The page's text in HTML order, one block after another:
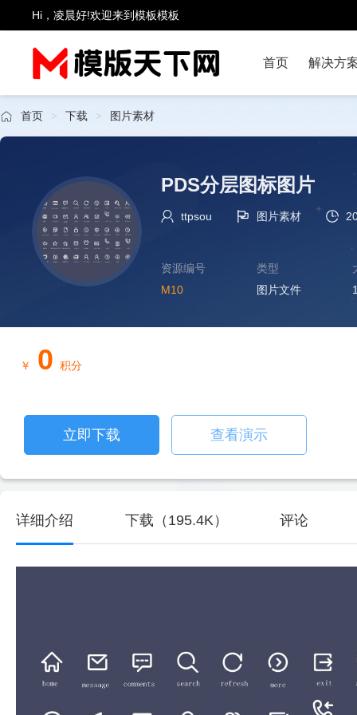
Hi，凌晨好!欢迎来到模板模板
首页 解决方
首页 > 下载 > 图片素材
PDS分层图标图片
ttpsou 图片素材
资源编号
M10
类型
图片文件
￥ 0 积分
立即下载 查看演示
详细介绍 下载（195.4K） 评论